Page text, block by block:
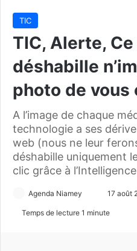
TIC
TIC, Alerte,
déshabille
photo de vous
A l’image de chaque
technologie a ses
web (nous ne leur
déshabille uniquement
clic grâce à
Agenda Niamey
n
17 août
Temps de lecture 1 minute